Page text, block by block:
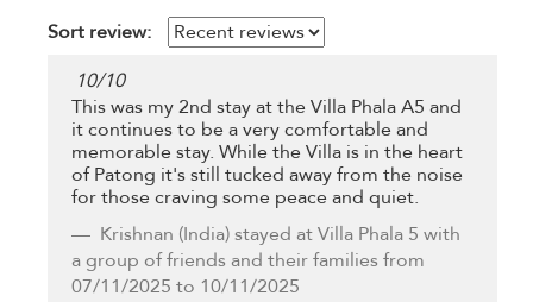
Sort review:
10/10
This was my 2nd stay at the Villa Phala A5 and
it continues to be a very comfortable and
memorable stay. While the Villa is in the heart
of Patong it's still tucked away from the noise
for those craving some peace and quiet.
Krishnan (India) stayed at Villa Phala 5 with
a group of friends and their families from
07/11/2025 to 10/11/2025